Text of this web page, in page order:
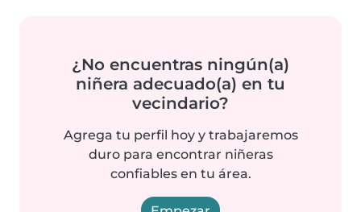
¿No encuentras ningún(a)
niñera adecuado(a) en tu
vecindario?
Agrega tu perfil hoy y trabajaremos
duro para encontrar niñeras
confiables en tu área.